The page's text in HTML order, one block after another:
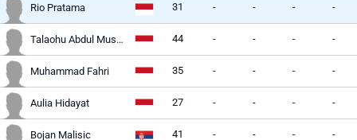
Rio Pratama 31 - - - -
Talaohu Abdul Musafri 44 - - - -
Muhammad Fahri 35 - - - -
Aulia Hidayat 27 - - - -
Bojan Malisic 41 - - - -